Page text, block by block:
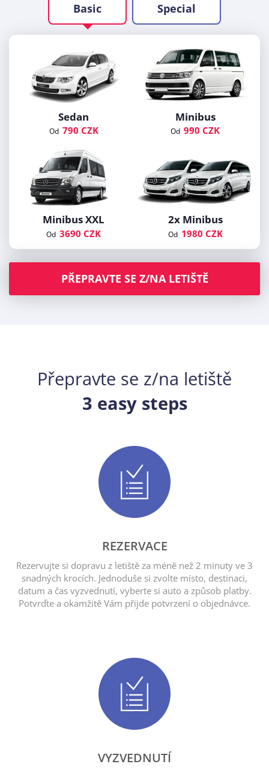
Basic Special
Sedan
Od 790 CZK
Minibus
Od990 CZK
Minibus XXL
Od3690 CZK
2x Minibus
Od 1980 CZK
PŘEPRAVTE SE Z/NA LETIŠTĚ
Přepravte se z/na letiště
3 easy steps
REZERVACE
Rezervujte si dopravu z letiště za méně než 2 minuty ve 3
snadných krocích. Jednoduše si zvolte místo, destinaci,
datum a čas vyzvednutí, vyberte si auto a způsob platby.
Potvrďte a okamžitě Vám přijde potvrzení o objednávce.
VYZVEDNUTÍ